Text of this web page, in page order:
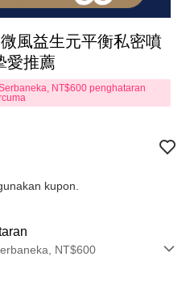
風益生元平衡私密噴
愛推薦
NT$600 penghataran
kupon.
NT$600